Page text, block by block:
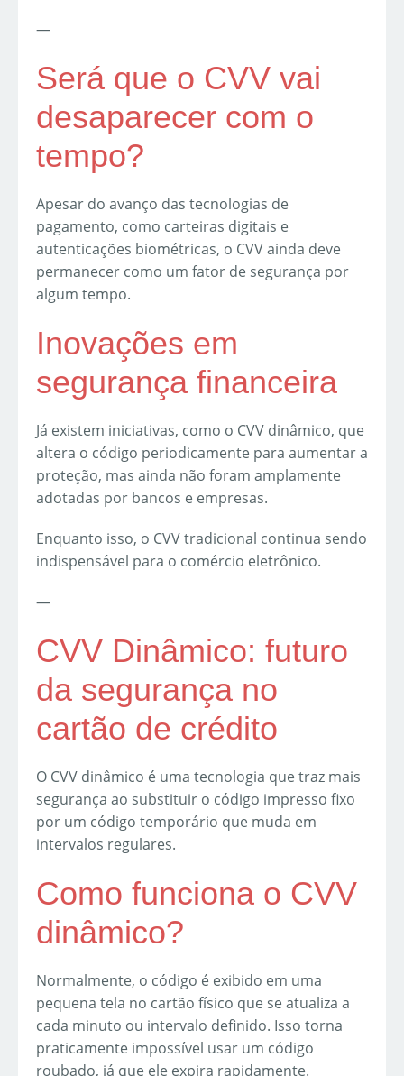
—
Será que o CVV vai
desaparecer com o
tempo?
Apesar do avanço das tecnologias de
pagamento, como carteiras digitais e
autenticações biométricas, o CVV ainda deve
permanecer como um fator de segurança por
algum tempo.
Inovações em
segurança financeira
Já existem iniciativas, como o CVV dinâmico, que
altera o código periodicamente para aumentar a
proteção, mas ainda não foram amplamente
adotadas por bancos e empresas.
Enquanto isso, o CVV tradicional continua sendo
indispensável para o comércio eletrônico.
—
CVV Dinâmico: futuro
da segurança no
cartão de crédito
O CVV dinâmico é uma tecnologia que traz mais
segurança ao substituir o código impresso fixo
por um código temporário que muda em
intervalos regulares.
Como funciona o CVV
dinâmico?
Normalmente, o código é exibido em uma
pequena tela no cartão físico que se atualiza a
cada minuto ou intervalo definido. Isso torna
praticamente impossível usar um código
roubado, já que ele expira rapidamente.